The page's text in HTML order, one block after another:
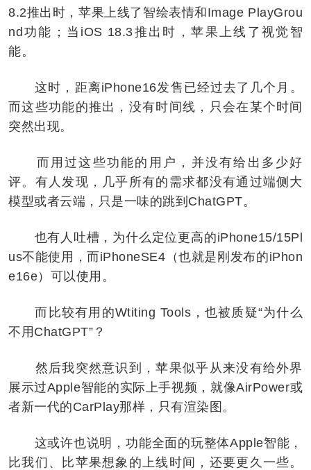
8.2推出时，苹果上线了智绘表情和Image PlayGrou
nd功能；当iOS 18.3推出时，苹果上线了视觉智
能。
这时，距离iPhone16发售已经过去了几个月。
而这些功能的推出，没有时间线，只会在某个时间
突然出现。
而用过这些功能的用户，并没有给出多少好
评。有人发现，几乎所有的需求都没有通过端侧大
模型或者云端，只是一味的跳到ChatGPT。
也有人吐槽，为什么定位更高的iPhone15/15Pl
us不能使用，而iPhoneSE4（也就是刚发布的iPhon
e16e）可以使用。
而比较有用的Wtiting Tools，也被质疑“为什么
不用ChatGPT”？
然后我突然意识到，苹果似乎从来没有给外界
展示过Apple智能的实际上手视频，就像AirPower或
者新一代的CarPlay那样，只有渲染图。
这或许也说明，功能全面的玩整体Apple智能，
比我们、比苹果想象的上线时间，还要更久一些。